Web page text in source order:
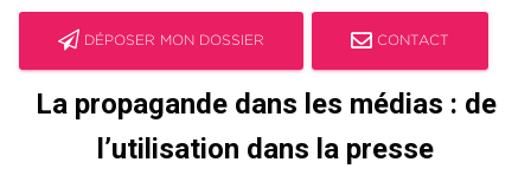
DÉPOSER MON DOSSIER CONTACT
La propagande dans les médias : de
l’utilisation dans la presse